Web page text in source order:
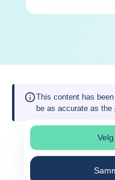
This content has
be as accurate as the